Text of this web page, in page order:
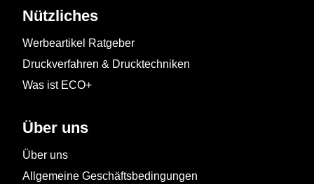
Nützliches
Werbeartikel Ratgeber
Druckverfahren & Drucktechniken
Was ist ECO+
Über uns
Über uns
Allgemeine Geschäftsbedingungen